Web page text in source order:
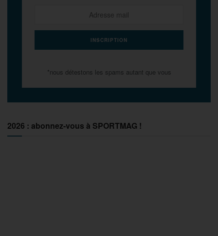
*nous détestons les spams autant que vous
2026 : abonnez-vous à SPORTMAG !